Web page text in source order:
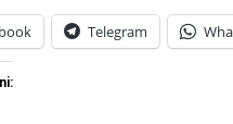
Telegram